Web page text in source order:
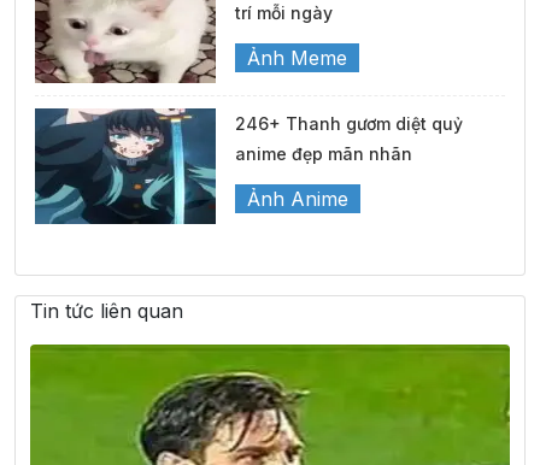
trí mỗi ngày
Ảnh Meme
246+ Thanh gươm diệt quỷ
anime đẹp mãn nhãn
Ảnh Anime
Tin tức liên quan